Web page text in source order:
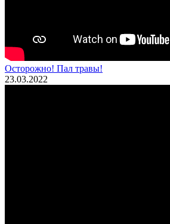
Осторожно! Пал травы!
23.03.2022